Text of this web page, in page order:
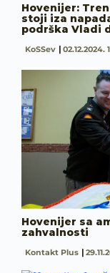
Hovenijer:
stoji iza
podrška Vladi
KoSSev 02.12.2024.
Hovenijer sa
zahvalnosti
Kontakt Plus